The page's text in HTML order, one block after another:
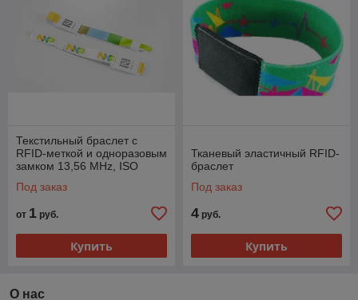
Текстильный браслет c
RFID-меткой и одноразовым
замком 13,56 MHz, ISO
Под заказ
от 1 руб.
Купить
Тканевый эластичный RFID-
браслет
Под заказ
4 руб.
Купить
О нас